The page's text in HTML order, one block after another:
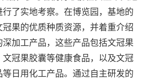
行了实地考察。在博览园，基地的
冠果的优质种质资源，并着重介绍
深加工产品，这些产品包括文冠果
文冠果胶囊等健康食品，以及文冠
等日用化工产品。通过自主研发的